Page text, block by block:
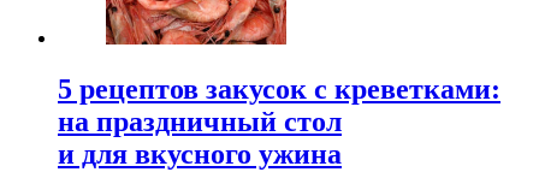
5 рецептов закусок с креветками:
на праздничный стол
и для вкусного ужина